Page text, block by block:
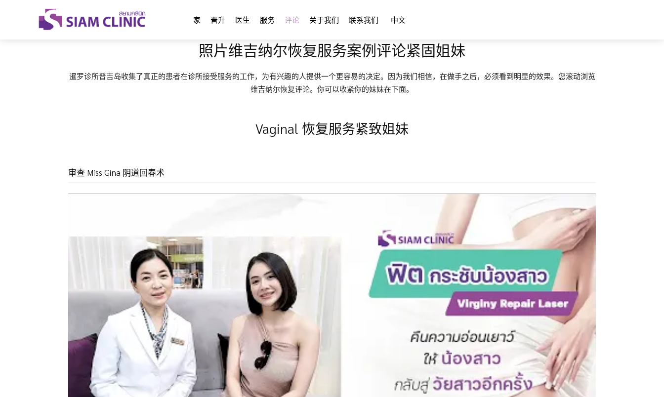
家 晋升 医生 服务 评论 关于我们 联系我们 中文
照片维吉纳尔恢复服务案例评论紧固姐妹
暹罗诊所普吉岛收集了真正的患者在诊所接受服务的工作，为有兴趣的人提供一个更容易的决定。因为我们相信，在做手之后，必须看到明显的效果。您滚动浏览
维吉纳尔恢复评论。你可以收紧你的妹妹在下面。
Vaginal 恢复服务紧致姐妹
审查 Miss Gina 阴道回春术